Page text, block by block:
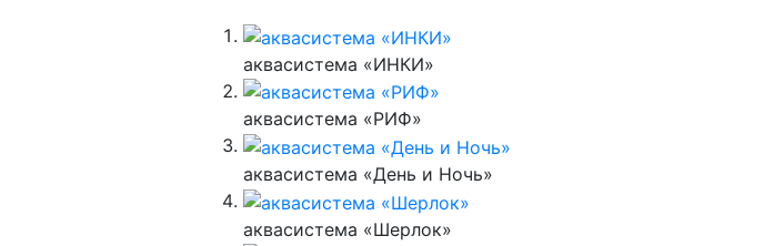
аквасистема «ИНКИ»
аквасистема «РИФ»
аквасистема «День и Ночь»
аквасистема «Шерлок»